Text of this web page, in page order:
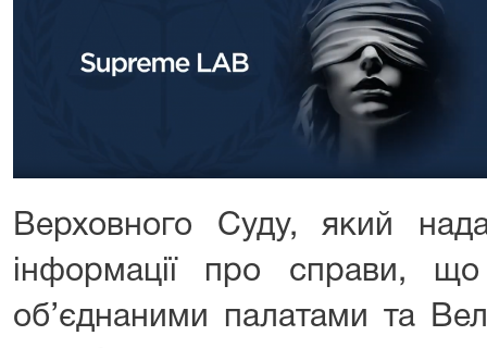
Верховного Суду, який
інформації про справи, що
об’єднаними палатами та